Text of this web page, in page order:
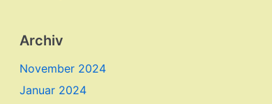
Archiv
November 2024
Januar 2024